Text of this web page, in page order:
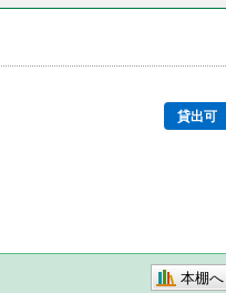
貸出可
本棚へ